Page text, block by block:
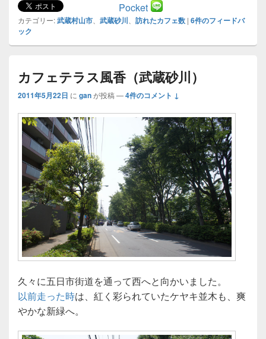
Pocket
カテゴリー:武蔵村山市 武蔵砂川 訪れたカフェ数 | 6件のフィードバ
ック
カフェテラス風香（武蔵砂川）
2011年5月22日 に ganが投稿 —4件のコメント ↓
久々に五日市街道を通って西へと向かいました。
以前走った時は、紅く彩られていたケヤキ並木も、爽
やかな新緑へ。